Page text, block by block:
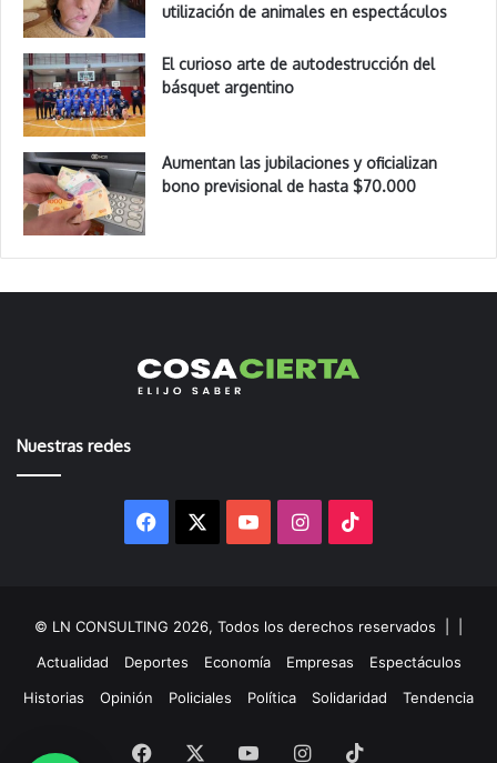
utilización de animales en espectáculos
El curioso arte de autodestrucción del
básquet argentino
Aumentan las jubilaciones y oficializan
bono previsional de hasta $70.000
Nuestras redes
Facebook YouTubeInstagram
© LN CONSULTING 2026, Todos los derechos reservados |
Actualidad
Deportes Economía Empresas
Espectáculos
Historias
Opinión Policiales Política Solidaridad Tendencia
Facebook YouTubeInstagram